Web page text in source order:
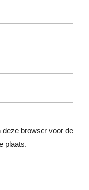
deze browser voor de
plaats.